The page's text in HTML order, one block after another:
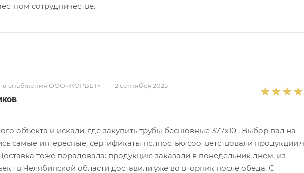
сотрудничестве.
снабжения ООО «КОРВЕТ» — 2 сентября 2023
объекта и искали, где закупить трубы бесшовные 377х10 . Выбор пал на
самые интересные, сертификаты полностью соответствовали
тоже порадовала: продукцию заказали в понедельник днем, из
в Челябинской области доставили уже во вторник после обеда. С